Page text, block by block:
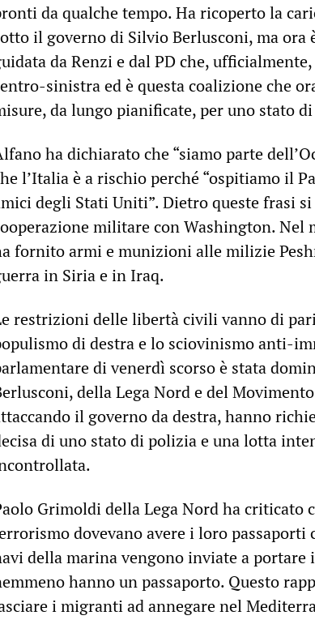
da qualche tempo. Ha ricoperto la
il governo di Silvio Berlusconi, ma ora
da Renzi e dal PD che,
sinistra ed è questa coalizione che
da lungo pianificate, per uno stato
ha dichiarato che “siamo parte
l’Italia è a rischio perché “ospitiamo il
degli Stati Uniti”. Dietro queste frasi
militare con Washington. Nel
fornito armi e munizioni alle milizie
in Siria e in Iraq.
restrizioni delle libertà civili vanno di
di destra e lo sciovinismo anti-
di venerdì scorso è stata
della Lega Nord e del
il governo da destra, hanno
di uno stato di polizia e una lotta
Grimoldi della Lega Nord ha criticato
dovevano avere i loro passaporti
della marina vengono inviate a
hanno un passaporto. Questo
i migranti ad annegare nel